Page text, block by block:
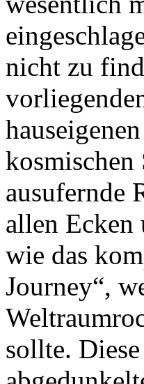
nicht zu
kosmischen
ausufernde
allen Ecken
wie das
Journey“,
sollte.